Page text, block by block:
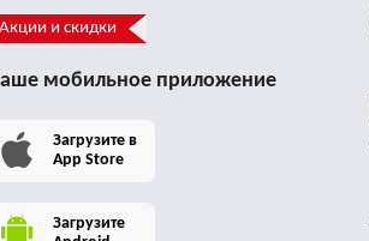
Акции и скидки
мобильное приложение
Загрузите в
App Store
Загрузите